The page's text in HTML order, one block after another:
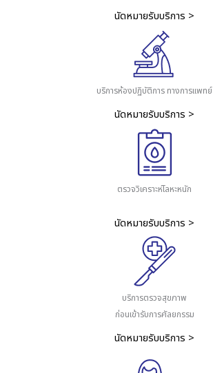
นัดหมายรับบริการ >
บริการห้องปฏิบัติการ ทางการแพทย์
นัดหมายรับบริการ >
ตรวจวิเคราะห์โลหะหนัก
นัดหมายรับบริการ >
บริการตรวจสุขภาพ
ก่อนเข้ารับการศัลยกรรม
นัดหมายรับบริการ >